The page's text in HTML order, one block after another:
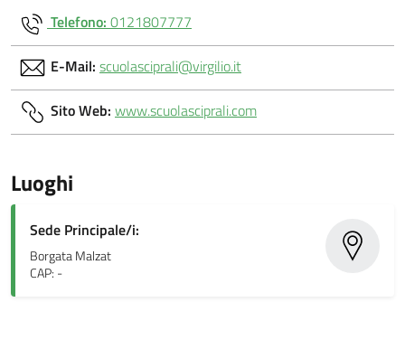
Telefono: 0121807777
E-Mail: scuolasciprali@virgilio.it
Sito Web: www.scuolasciprali.com
Luoghi
Sede Principale/i:
Borgata Malzat
CAP: -